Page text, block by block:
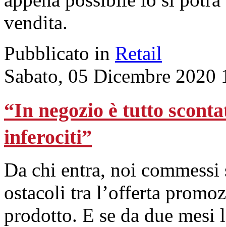
vendita.
Pubblicato in Retail
Sabato, 05 Dicembre 2020
“In negozio è tutto
inferociti”
Da chi entra, noi
ostacoli tra l’offerta
prodotto. E se da due